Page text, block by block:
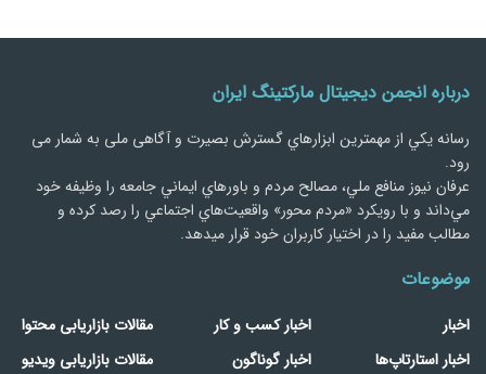
درباره انجمن دیجیتال مارکتینگ ایران
رسانه يكي از مهمترین ابزارهاي گسترش بصیرت و آگاهی ملی به شمار می
رود.
عرفان نیوز منافع ملي، مصالح مردم و باورهاي ايماني جامعه را وظيفه خود
مي‌داند و با رويكرد «مردم‌ محور» واقعيت‌هاي اجتماعي را رصد کرده و
مطالب مفید را در اختیار کاربران خود قرار میدهد.
موضوعات
اخبار
اخبار استارتاپ‌ها
اخبار کسب و کار
اخبار گوناگون
مقالات بازاریابی محتوا
مقالات بازاریابی ویدیو